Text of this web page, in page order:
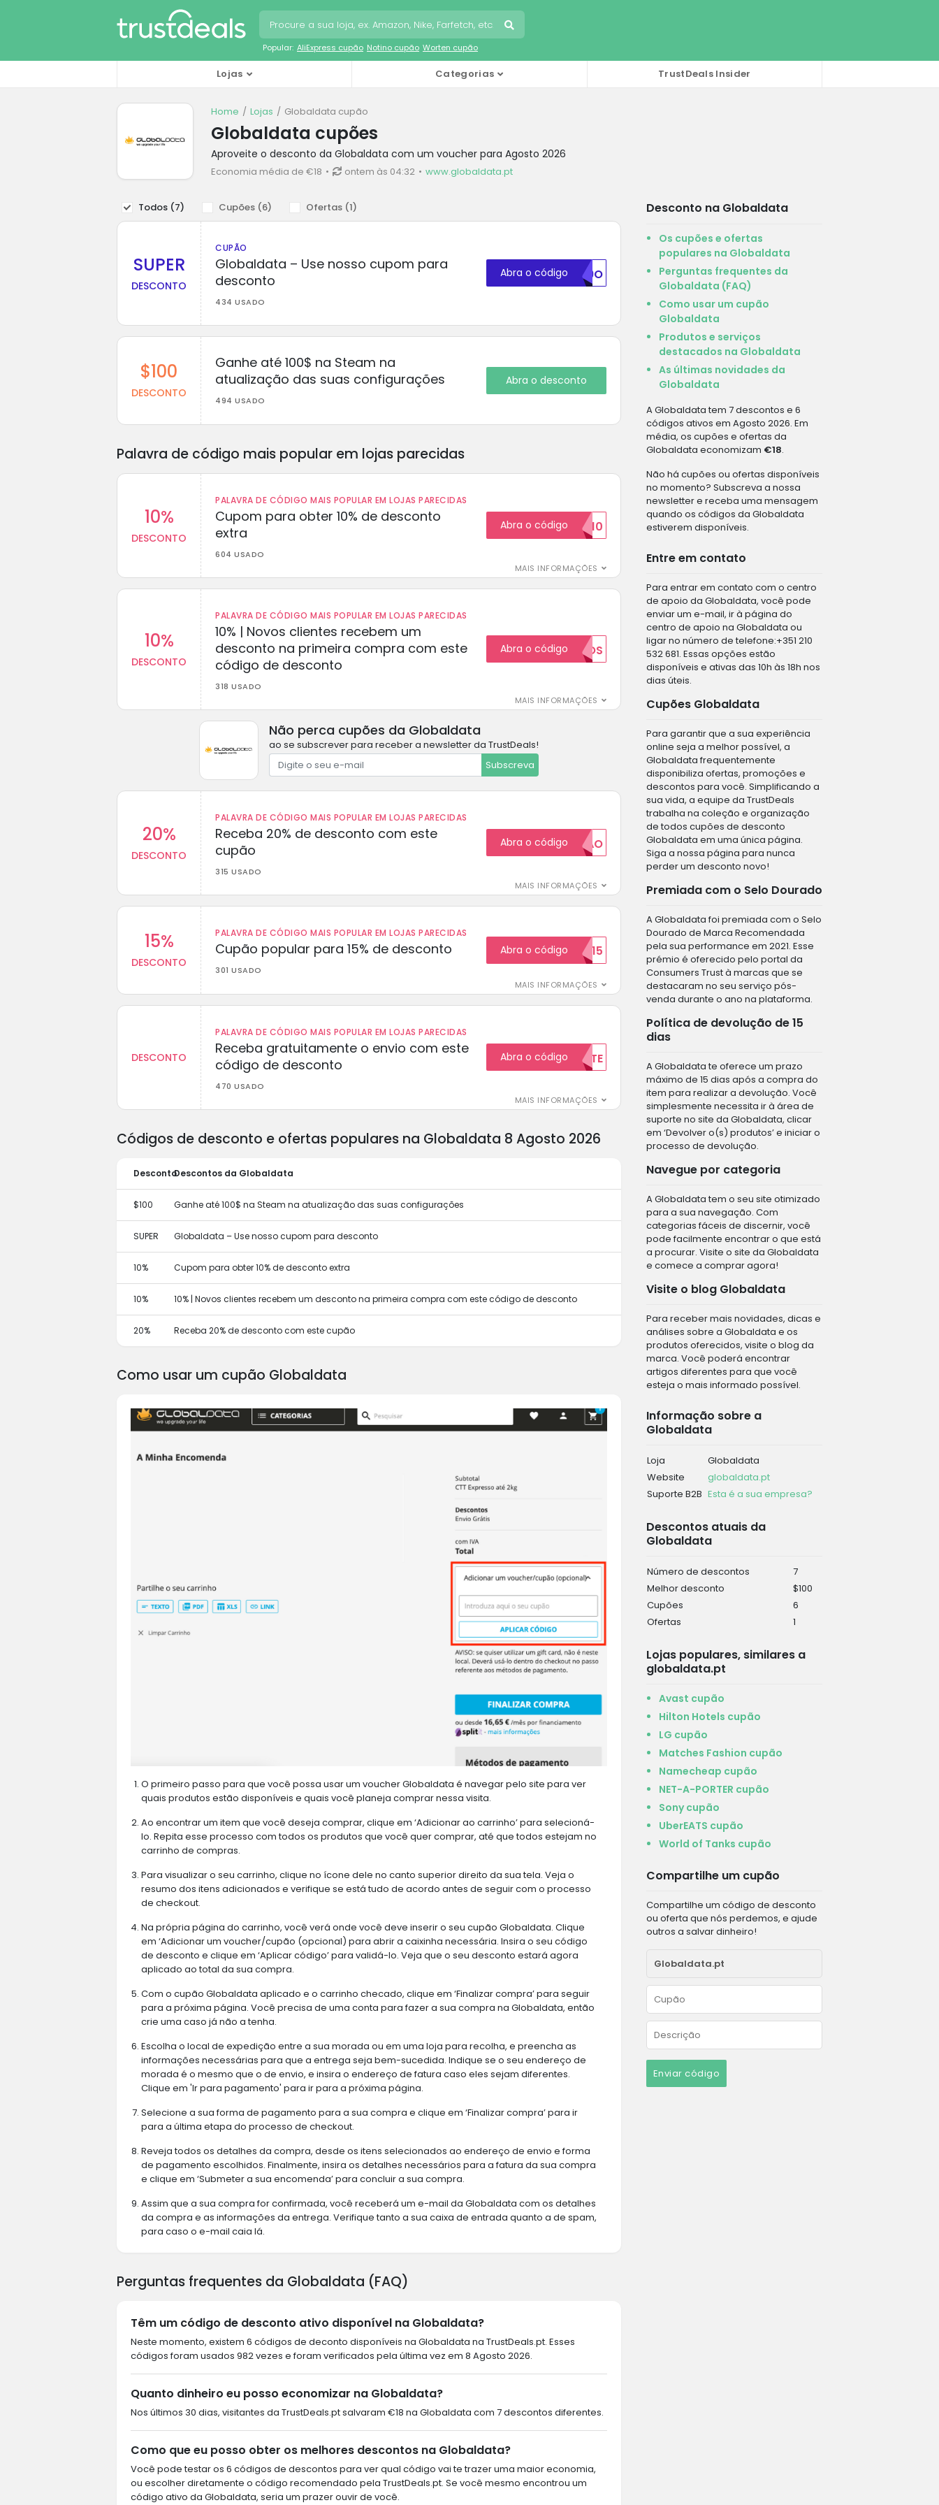
Popular: AliExpress cupão Notino cupão Worten cupão
Lojas Categorias TrustDeals Insider
Home Lojas Globaldata cupão
Globaldata cupões
Aproveite o desconto da Globaldata com um voucher para Agosto 2026
Economia média de €18 ontem às 04:32 www.globaldata.pt
Todos (7) Cupões (6) Ofertas (1)
SUPER
DESCONTO
CUPÃO
Globaldata – Use nosso cupom para
desconto
434 USADO
Abra o código C29O
$100
DESCONTO
Ganhe até 100$ na Steam na
atualização das suas configurações
494 USADO
Abra o desconto
Palavra de código mais popular em lojas parecidas
10%
DESCONTO
PALAVRA DE CÓDIGO MAIS POPULAR EM LOJAS PARECIDAS
Cupom para obter 10% de desconto
extra
604 USADO
MAIS INFORMAÇÕES
Abra o códigoBOM10
10%
DESCONTO
PALAVRA DE CÓDIGO MAIS POPULAR EM LOJAS PARECIDAS
10% | Novos clientes recebem um
desconto na primeira compra com este
código de desconto
318 USADO
MAIS INFORMAÇÕES
Abra o códigoNOVOS
Não perca cupões da Globaldata
ao se subscrever para receber a newsletter da TrustDeals!
Subscreva
20%
DESCONTO
PALAVRA DE CÓDIGO MAIS POPULAR EM LOJAS PARECIDAS
Receba 20% de desconto com este
cupão
315 USADO
MAIS INFORMAÇÕES
Abra o código20CUPAO
15%
DESCONTO
PALAVRA DE CÓDIGO MAIS POPULAR EM LOJAS PARECIDAS
Cupão popular para 15% de desconto
301 USADO
MAIS INFORMAÇÕES
Abra o códigoRECEBER15
DESCONTO
PALAVRA DE CÓDIGO MAIS POPULAR EM LOJAS PARECIDAS
Receba gratuitamente o envio com este
código de desconto
470 USADO
MAIS INFORMAÇÕES
Abra o código
GRATUITAMENTE
Desconto na Globaldata
Os cupões e ofertas
populares na Globaldata
Perguntas frequentes da
Globaldata (FAQ)
Como usar um cupão
Globaldata
Produtos e serviços
destacados na Globaldata
As últimas novidades da
Globaldata
A Globaldata tem 7 descontos e 6
códigos ativos em Agosto 2026. Em
média, os cupões e ofertas da
Globaldata economizam €18.
Não há cupões ou ofertas disponíveis
no momento? Subscreva a nossa
newsletter e receba uma mensagem
quando os códigos da Globaldata
estiverem disponíveis.
Entre em contato
Para entrar em contato com o centro
de apoio da Globaldata, você pode
enviar um e-mail, ir à página do
centro de apoio na Globaldata ou
ligar no número de telefone:+351 210
532 681. Essas opções estão
disponíveis e ativas das 10h às 18h nos
dias úteis.
Cupões Globaldata
Para garantir que a sua experiência
online seja a melhor possível, a
Globaldata frequentemente
disponibiliza ofertas, promoções e
descontos para você. Simplificando a
sua vida, a equipe da TrustDeals
trabalha na coleção e organização
de todos cupões de desconto
Globaldata em uma única página.
Siga a nossa página para nunca
perder um desconto novo!
Premiada com o Selo Dourado
A Globaldata foi premiada com o Selo
Dourado de Marca Recomendada
pela sua performance em 2021. Esse
prémio é oferecido pelo portal da
Consumers Trust à marcas que se
destacaram no seu serviço pós-
venda durante o ano na plataforma.
Política de devolução de 15
dias
A Globaldata te oferece um prazo
máximo de 15 dias após a compra do
item para realizar a devolução. Você
simplesmente necessita ir à área de
suporte no site da Globaldata, clicar
em ‘Devolver o(s) produtos’ e iniciar o
processo de devolução.
Navegue por categoria
A Globaldata tem o seu site otimizado
para a sua navegação. Com
categorias fáceis de discernir, você
pode facilmente encontrar o que está
a procurar. Visite o site da Globaldata
e comece a comprar agora!
Visite o blog Globaldata
Para receber mais novidades, dicas e
análises sobre a Globaldata e os
produtos oferecidos, visite o blog da
marca. Você poderá encontrar
artigos diferentes para que você
esteja o mais informado possível.
Informação sobre a
Globaldata
Loja
Globaldata
Website
globaldata.pt
Suporte B2B Esta é a sua empresa?
Descontos atuais da
Globaldata
Número de descontos
7
Melhor desconto
$100
Cupões
6
Ofertas
1
Lojas populares, similares a
globaldata.pt
Avast cupão
Hilton Hotels cupão
LG cupão
Matches Fashion cupão
Namecheap cupão
NET-A-PORTER cupão
Sony cupão
UberEATS cupão
World of Tanks cupão
Compartilhe um cupão
Compartilhe um código de desconto
ou oferta que nós perdemos, e ajude
outros a salvar dinheiro!
Enviar código
Códigos de desconto e ofertas populares na Globaldata 8 Agosto 2026
DescontoDescontos da Globaldata
$100 Ganhe até 100$ na Steam na atualização das suas configurações
SUPER Globaldata – Use nosso cupom para desconto
10% Cupom para obter 10% de desconto extra
10% 10% | Novos clientes recebem um desconto na primeira compra com este código de desconto
20% Receba 20% de desconto com este cupão
Como usar um cupão Globaldata
O primeiro passo para que você possa usar um voucher Globaldata é navegar pelo site para ver
quais produtos estão disponíveis e quais você planeja comprar nessa visita.
Ao encontrar um item que você deseja comprar, clique em ‘Adicionar ao carrinho’ para selecioná-
lo. Repita esse processo com todos os produtos que você quer comprar, até que todos estejam no
carrinho de compras.
Para visualizar o seu carrinho, clique no ícone dele no canto superior direito da sua tela. Veja o
resumo dos itens adicionados e verifique se está tudo de acordo antes de seguir com o processo
de checkout.
Na própria página do carrinho, você verá onde você deve inserir o seu cupão Globaldata. Clique
em ‘Adicionar um voucher/cupão (opcional) para abrir a caixinha necessária. Insira o seu código
de desconto e clique em ‘Aplicar código’ para validá-lo. Veja que o seu desconto estará agora
aplicado ao total da sua compra.
Com o cupão Globaldata aplicado e o carrinho checado, clique em ‘Finalizar compra’ para seguir
para a próxima página. Você precisa de uma conta para fazer a sua compra na Globaldata, então
crie uma caso já não a tenha.
Escolha o local de expedição entre a sua morada ou em uma loja para recolha, e preencha as
informações necessárias para que a entrega seja bem-sucedida. Indique se o seu endereço de
morada é o mesmo que o de envio, e insira o endereço de fatura caso eles sejam diferentes.
Clique em 'Ir para pagamento' para ir para a próxima página.
Selecione a sua forma de pagamento para a sua compra e clique em ‘Finalizar compra’ para ir
para a última etapa do processo de checkout.
Reveja todos os detalhes da compra, desde os itens selecionados ao endereço de envio e forma
de pagamento escolhidos. Finalmente, insira os detalhes necessários para a fatura da sua compra
e clique em ‘Submeter a sua encomenda’ para concluir a sua compra.
Assim que a sua compra for confirmada, você receberá um e-mail da Globaldata com os detalhes
da compra e as informações da entrega. Verifique tanto a sua caixa de entrada quanto a de spam,
para caso o e-mail caia lá.
Perguntas frequentes da Globaldata (FAQ)
Têm um código de desconto ativo disponível na Globaldata?
Neste momento, existem 6 códigos de deconto disponíveis na Globaldata na TrustDeals.pt. Esses
códigos foram usados 982 vezes e foram verificados pela última vez em 8 Agosto 2026.
Quanto dinheiro eu posso economizar na Globaldata?
Nos últimos 30 dias, visitantes da TrustDeals.pt salvaram €18 na Globaldata com 7 descontos diferentes.
Como que eu posso obter os melhores descontos na Globaldata?
Você pode testar os 6 códigos de descontos para ver qual código vai te trazer uma maior economia,
ou escolher diretamente o código recomendado pela TrustDeals.pt. Se você mesmo encontrou um
código ativo da Globaldata, seria um prazer ouvir de você.